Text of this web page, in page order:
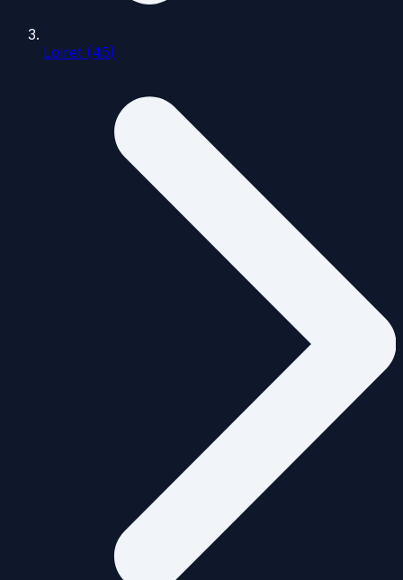
Loiret (45)